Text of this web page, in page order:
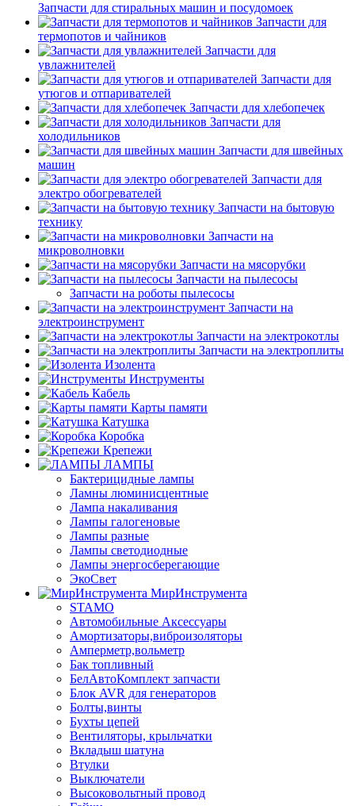
Запчасти для стиральных машин и посудомоек
Запчасти для
термопотов и чайников
Запчасти для
увлажнителей
Запчасти для
утюгов и отпаривателей
Запчасти для хлебопечек
Запчасти для
холодильников
Запчасти для швейных
машин
Запчасти для
электро обогревателей
Запчасти на бытовую
технику
Запчасти на
микроволновки
Запчасти на мясорубки
Запчасти на пылесосы
Запчасти на роботы пылесосы
Запчасти на
электроинструмент
Запчасти на электрокотлы
Запчасти на электроплиты
Изолента
Инструменты
Кабель
Карты памяти
Катушка
Коробка
Крепежи
ЛАМПЫ
Бактерицидные лампы
Ламны люминисцентные
Лампа накаливания
Лампы галогеновые
Лампы разные
Лампы светодиодные
Лампы энергосберегающие
ЭкоСвет
МирИнструмента
STAMO
Автомобильные Аксессуары
Амортизаторы,виброизоляторы
Амперметр,вольметр
Бак топливный
БелАвтоКомплект запчасти
Блок AVR для генераторов
Болты,винты
Бухты цепей
Вентиляторы, крыльчатки
Вкладыш шатуна
Втулки
Выключатели
Высоковольтный провод